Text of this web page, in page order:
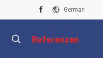
German
Referenzen